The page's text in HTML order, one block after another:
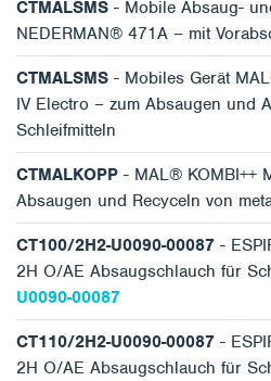
CTMALSMS - Mobile Absaug-
NEDERMAN® 471A – mit
CTMALSMS - Mobiles Gerät
IV Electro – zum Absaugen und
Schleifmitteln
CTMALKOPP - MAL® KOMBI++
Absaugen und Recyceln von
CT100/2H2-U0090-00087 -
2H O/AE Absaugschlauch für
U0090-00087
CT110/2H2-U0090-00087 -
2H O/AE Absaugschlauch für